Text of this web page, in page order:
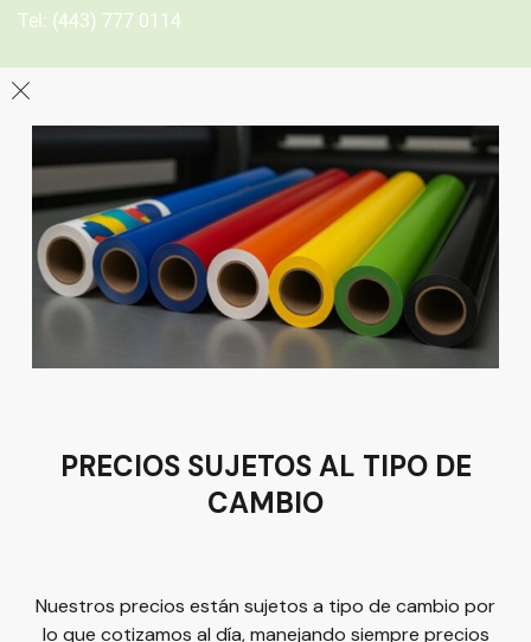
Tel: (443) 777 0114
León
Sucursal
Av del Astillero 129 Centro bodeguero Las Trojes León,
Guanajuato
Tel:(477) 776 8994
Términos y condiciones
PRECIOS SUJETOS AL TIPO DE
CAMBIO
Nuestros precios están sujetos a tipo de cambio por
lo que cotizamos al día, manejando siempre precios